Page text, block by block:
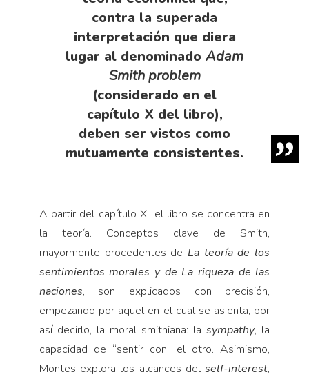
contra la superada
interpretación que diera
lugar al denominado Adam
Smith problem
(considerado en el
capítulo X del libro),
deben ser vistos como
mutuamente consistentes.
A partir del capítulo XI, el libro se concentra en
la teoría. Conceptos clave de Smith,
mayormente procedentes de La teoría de los
sentimientos morales y de La riqueza de las
naciones, son explicados con precisión,
empezando por aquel en el cual se asienta, por
así decirlo, la moral smithiana: lasympathy, la
capacidad de “sentir con” el otro. Asimismo,
Montes explora los alcances delself-interest,